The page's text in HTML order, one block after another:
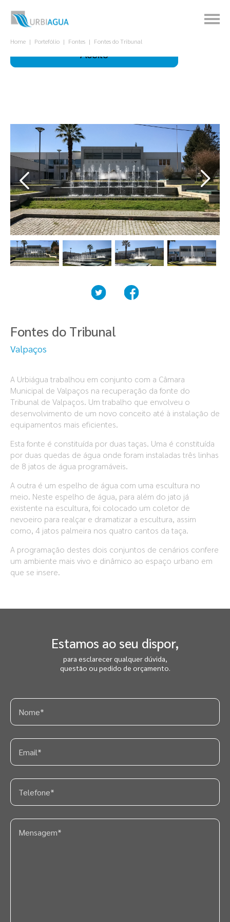
experiência.
Aceito
Home Portefólio Fontes Fontes do Tribunal
Fontes do Tribunal
Valpaços
A Urbiágua trabalhou em conjunto com a Câmara
Municipal de Valpaços na recuperação da fonte do
Tribunal de Valpaços. Um trabalho que envolveu o
desenvolvimento de um novo conceito até à instalação de
equipamentos mais eficientes.
Esta fonte é constituída por duas taças. Uma é constituída
por duas quedas de água onde foram instaladas três linhas
de 8 jatos de água programáveis.
A outra é um espelho de água com uma escultura no
meio. Neste espelho de água, para além do jato já
existente na escultura, foi colocado um coletor de
nevoeiro para realçar e dramatizar a escultura, assim
como, 4 jatos palmeira nos quatro cantos da taça.
A programação destes dois conjuntos de cenários confere
um ambiente mais vivo e dinâmico ao espaço urbano em
que se insere.
Estamos ao seu dispor,
para esclarecer qualquer dúvida,
questão ou pedido de orçamento.